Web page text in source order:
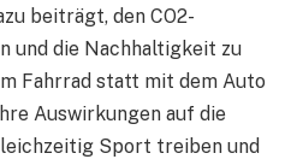
beiträgt, den CO2-
und die Nachhaltigkeit zu
Fahrrad statt mit dem Auto
Auswirkungen auf die
Sport treiben und